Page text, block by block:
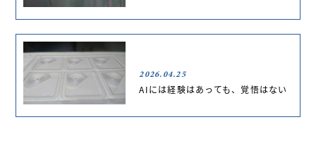
2026.04.25
AIには経験はあっても、覚悟はない